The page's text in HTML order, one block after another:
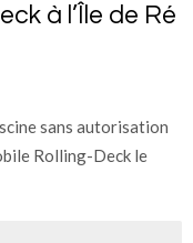
à l’Île de Ré
sans autorisation
Rolling-Deck le